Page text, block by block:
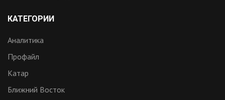
КАТЕГОРИИ
Аналитика
Профайл
Катар
Ближний Восток